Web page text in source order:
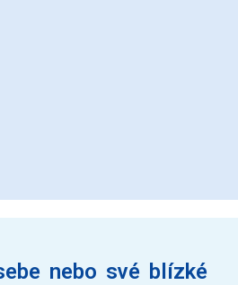
nebo své blízké